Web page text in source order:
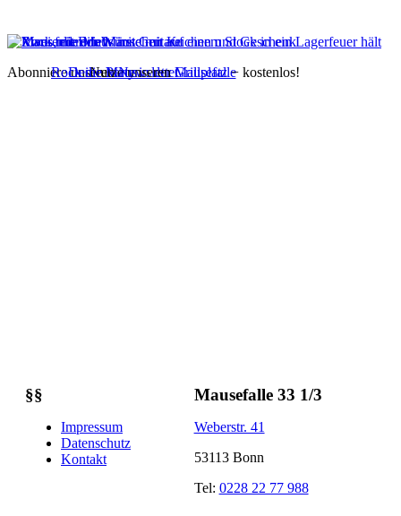
Abonniere unserenNewsletter
Deine Party in der Mausefalle
Nutze unserenGrillplatz− kostenlos!
Rock die Maus
§§
Impressum
Datenschutz
Kontakt
Mausefalle 33 1/3
Weberstr. 41
53113 Bonn
Tel: 0228 22 77 988